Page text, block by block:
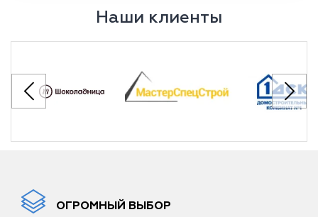
Наши клиенты
ОГРОМНЫЙ ВЫБОР